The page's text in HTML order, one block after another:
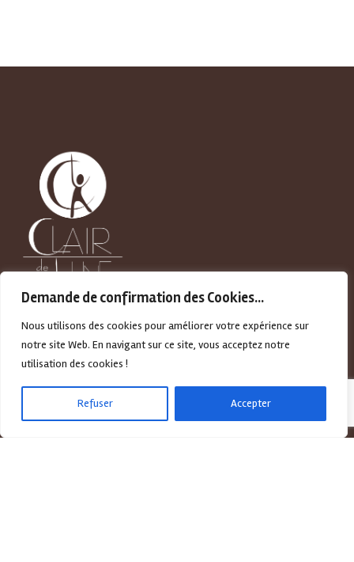
Demande de confirmation des Cookies...
Nous utilisons des cookies pour améliorer votre expérience sur
notre site Web. En navigant sur ce site, vous acceptez notre
utilisation des cookies !
Refuser Accepter
Vivez un moment hors du temps !
Liens Utiles